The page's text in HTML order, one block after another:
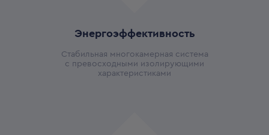
Энергоэффективность
Стабильная многокамерная система
с превосходными изолирующими
характеристиками